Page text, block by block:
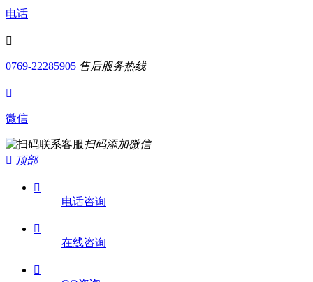
电话

0769-22285905 售后服务热线

微信
扫码添加微信
 顶部

电话咨询

在线咨询
